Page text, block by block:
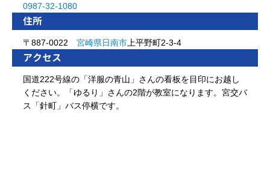
0987-32-1080
住所
〒887-0022 宮崎県日南市 上平野町2-3-4
アクセス
国道222号線の「洋服の青山」さんの看板を目印にお越し
ください。「ゆるり」さんの2階が教室になります。宮交バ
ス「針町」バス停横です。